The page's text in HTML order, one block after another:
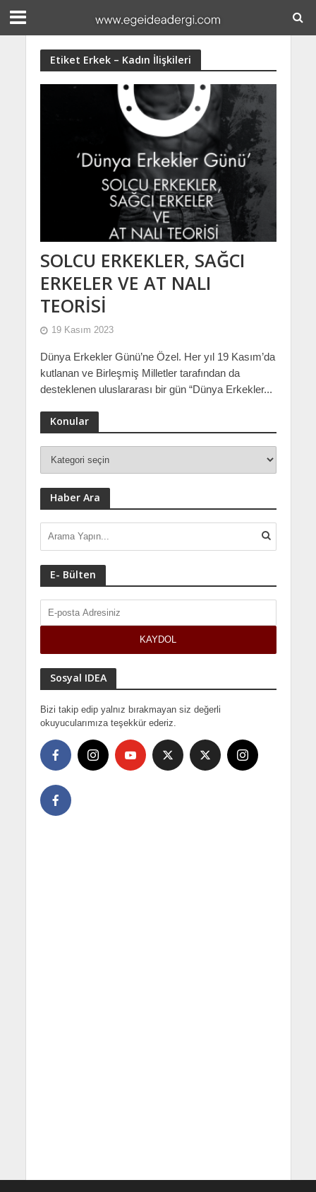
Etiket Erkek – Kadın İlişkileri
SOLCU ERKEKLER, SAĞCI
ERKELER VE AT NALI
TEORİSİ
19 Kasım 2023
Dünya Erkekler Günü’ne Özel. Her yıl 19 Kasım’da
kutlanan ve Birleşmiş Milletler tarafından da
desteklenen uluslararası bir gün “Dünya Erkekler...
Konular
Haber Ara
E- Bülten
Sosyal IDEA
Bizi takip edip yalnız bırakmayan siz değerli
okuyucularımıza teşekkür ederiz.